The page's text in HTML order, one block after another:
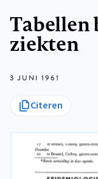
Tabellen
ziekten
3 JUNI 1961
Citeren